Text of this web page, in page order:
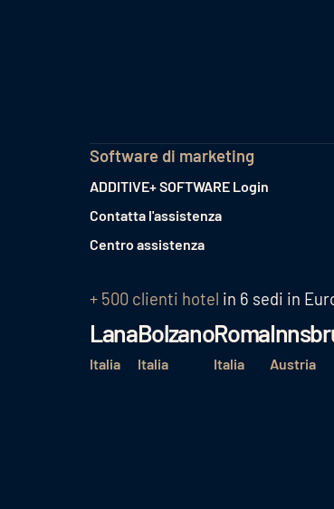
Software di marketing
ADDITIVE+ SOFTWARE Login
Contatta l'assistenza
Centro assistenza
+ 500 clienti hotel in 6 sedi in
Lana
Italia
Bolzano
Italia
Roma
Italia Austria